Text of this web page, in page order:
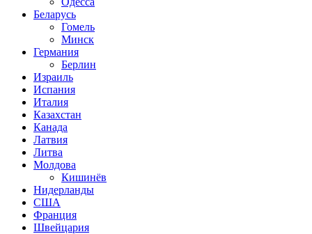
Беларусь
Гомель
Минск
Германия
Берлин
Израиль
Испания
Италия
Казахстан
Канада
Латвия
Литва
Молдова
Кишинёв
Нидерланды
США
Франция
Швейцария